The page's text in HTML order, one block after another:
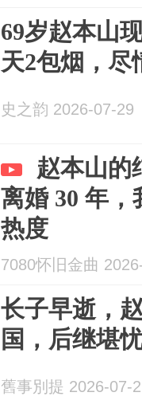
69岁赵本山
天2包烟，尽
史之韵 2026-07-29
赵本山的
离婚 30 年
热度
7080怀旧金曲
长子早逝，
国，后继堪
舊事別提 2026-07-